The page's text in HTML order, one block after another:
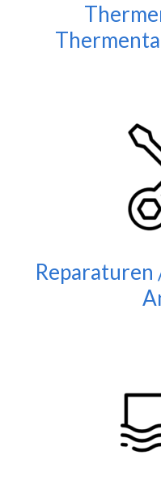
Reparaturen